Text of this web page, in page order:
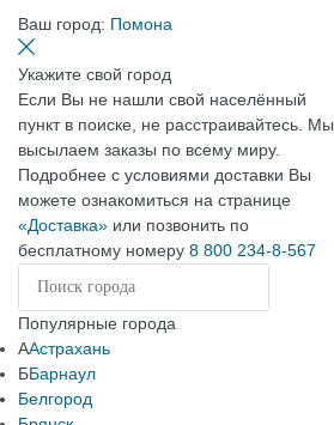
Ваш город: Помона
Укажите свой город
Если Вы не нашли свой населённый
пункт в поиске, не расстраивайтесь. Мы
высылаем заказы по всему миру.
Подробнее с условиями доставки Вы
можете ознакомиться на странице
«Доставка» или позвонить по
бесплатному номеру 8 800 234-8-567
Популярные города
ААстрахань
ББарнаул
Белгород